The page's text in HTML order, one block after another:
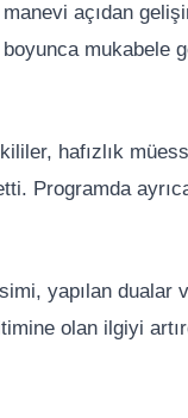
açıdan
mukabele
hafızlık
Programda
yapılan
olan ilgiyi